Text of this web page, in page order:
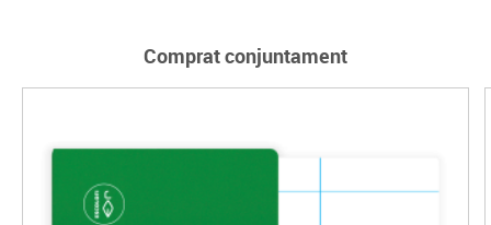
Comprat conjuntament